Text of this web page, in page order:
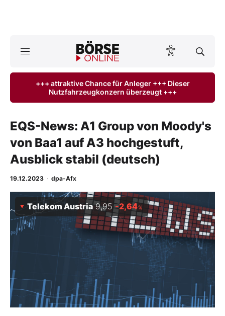
Anlageprodukte
Finanz-Check
Abo & Shop
Experten
Mein B:O
Mein Konto
Folgen Sie uns
+++ attraktive Chance für Anleger +++ Dieser
Nutzfahrzeugkonzern überzeugt +++
EQS-News: A1 Group von Moody's
von Baa1 auf A3 hochgestuft,
Ausblick stabil (deutsch)
19.12.2023 · dpa-Afx
Telekom Austria 9,95 -2,64%